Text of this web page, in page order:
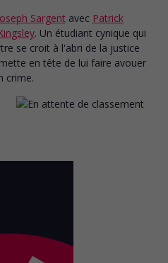
Sargent avec Patrick
. Un étudiant cynique qui
se croit à l'abri de la justice
en tête de lui faire avouer
crime.